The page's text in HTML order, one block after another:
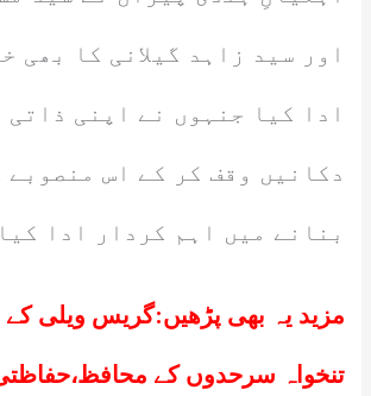
اور سید زاہد گیلانی کا بھی
ادا کیا جنہوں نے اپنی ذاتی
دکانیں وقف کر کے اس منصوبے
بنانے میں اہم کردار ادا
مزید یہ بھی پڑھیں:گریس ویلی کے
تنخواہ سرحدوں کے